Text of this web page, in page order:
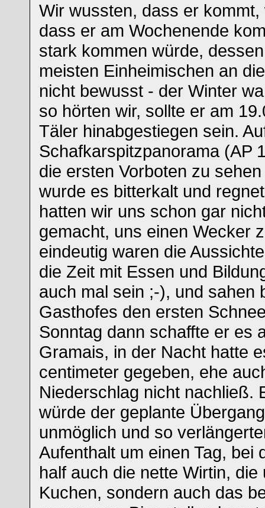
Wir wussten, dass er
dass er am Wochenende
stark kommen würde,
meisten Einheimischen an
nicht bewusst - der Winter
so hörten wir, sollte er am
Täler hinabgestiegen sein.
Schafkarspitzpanorama (AP
die ersten Vorboten zu
wurde es bitterkalt und
hatten wir uns schon gar
gemacht, uns einen Wecker
eindeutig waren die
die Zeit mit Essen und
auch mal sein ;-), und sahen
Gasthofes den ersten
Sonntag dann schaffte er es
Gramais, in der Nacht hatte
centimeter gegeben, ehe
Niederschlag nicht nachließ.
würde der geplante
unmöglich und so
Aufenthalt um einen Tag, bei
half auch die nette Wirtin, die
Kuchen, sondern auch das